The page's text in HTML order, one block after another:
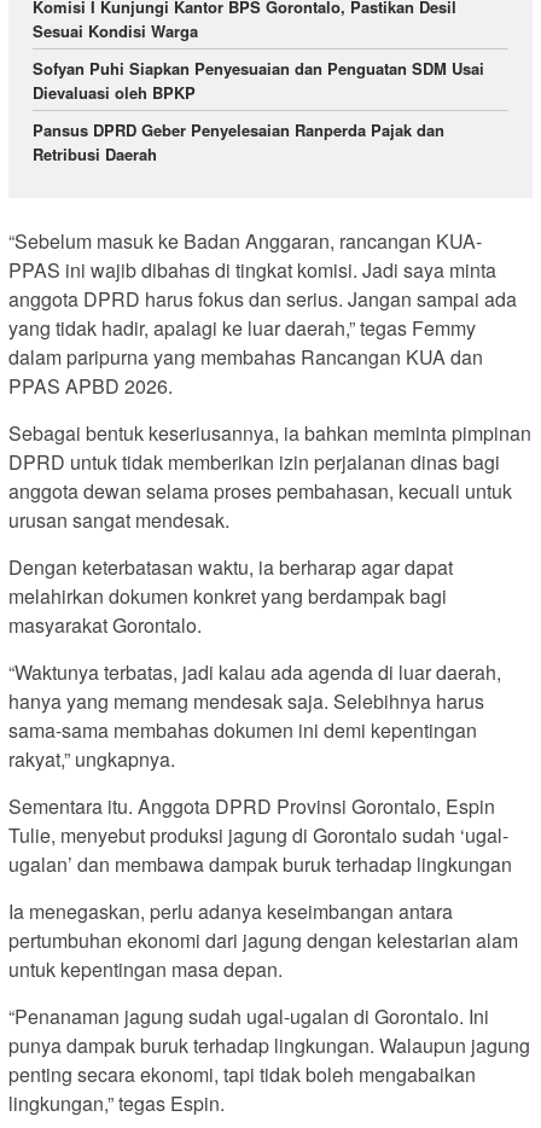
Komisi I Kunjungi Kantor BPS Gorontalo, Pastikan Desil
Sesuai Kondisi Warga
Sofyan Puhi Siapkan Penyesuaian dan Penguatan SDM Usai
Dievaluasi oleh BPKP
Pansus DPRD Geber Penyelesaian Ranperda Pajak dan
Retribusi Daerah
“Sebelum masuk ke Badan Anggaran, rancangan KUA-
PPAS ini wajib dibahas di tingkat komisi. Jadi saya minta
anggota DPRD harus fokus dan serius. Jangan sampai ada
yang tidak hadir, apalagi ke luar daerah,” tegas Femmy
dalam paripurna yang membahas Rancangan KUA dan
PPAS APBD 2026.
Sebagai bentuk keseriusannya, ia bahkan meminta pimpinan
DPRD untuk tidak memberikan izin perjalanan dinas bagi
anggota dewan selama proses pembahasan, kecuali untuk
urusan sangat mendesak.
Dengan keterbatasan waktu, ia berharap agar dapat
melahirkan dokumen konkret yang berdampak bagi
masyarakat Gorontalo.
“Waktunya terbatas, jadi kalau ada agenda di luar daerah,
hanya yang memang mendesak saja. Selebihnya harus
sama-sama membahas dokumen ini demi kepentingan
rakyat,” ungkapnya.
Sementara itu. Anggota DPRD Provinsi Gorontalo, Espin
Tulie, menyebut produksi jagung di Gorontalo sudah ‘ugal-
ugalan’ dan membawa dampak buruk terhadap lingkungan
Ia menegaskan, perlu adanya keseimbangan antara
pertumbuhan ekonomi dari jagung dengan kelestarian alam
untuk kepentingan masa depan.
“Penanaman jagung sudah ugal-ugalan di Gorontalo. Ini
punya dampak buruk terhadap lingkungan. Walaupun jagung
penting secara ekonomi, tapi tidak boleh mengabaikan
lingkungan,” tegas Espin.